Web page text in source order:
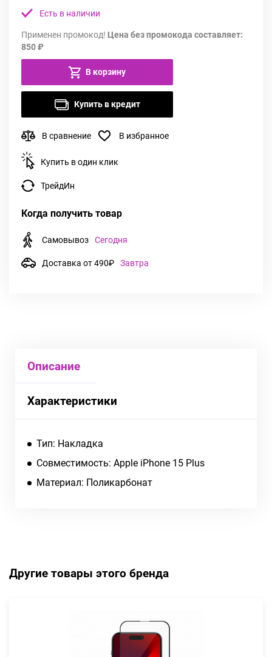
Есть в наличии
Применен промокод! Цена без промокода составляет:
850 ₽
В корзину
Купить в кредит
В сравнение В избранное
Купить в один клик
ТрейдИн
Когда получить товар
Самовывоз Сегодня
Доставка от 490₽ Завтра
Описание
Характеристики
Тип: Накладка
Совместимость: Apple iPhone 15 Plus
Материал: Поликарбонат
Другие товары этого бренда